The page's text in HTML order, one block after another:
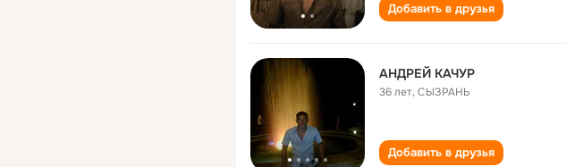
Добавить в друзья
АНДРЕЙ КАЧУР
36 лет,СЫЗРАНЬ
Добавить в друзья